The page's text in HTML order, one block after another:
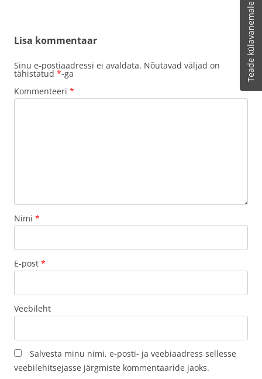
Lisa kommentaar
Sinu e-postiaadressi ei avaldata. Nõutavad väljad on
tähistatud *-ga
Kommenteeri *
Nimi *
E-post *
Veebileht
Salvesta minu nimi, e-posti- ja veebiaadress sellesse
veebilehitsejasse järgmiste kommentaaride jaoks.
Teade külavanemale